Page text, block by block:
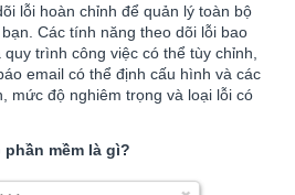
lỗi hoàn chỉnh để quản lý toàn bộ
Các tính năng theo dõi lỗi bao
trình công việc có thể tùy chỉnh,
email có thể định cấu hình và các
mức độ nghiêm trọng và loại lỗi có
mềm là gì?